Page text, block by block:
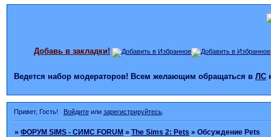
Добавь в закладки!
Ведется набор модераторов! Всем желающим обращаться в ЛС
Привет, Гость! Войдитеили зарегистрируйтесь.
»ФОРУМ SIMS - СИМС FORUM »The Sims 2: Pets »Обсуждение Pets